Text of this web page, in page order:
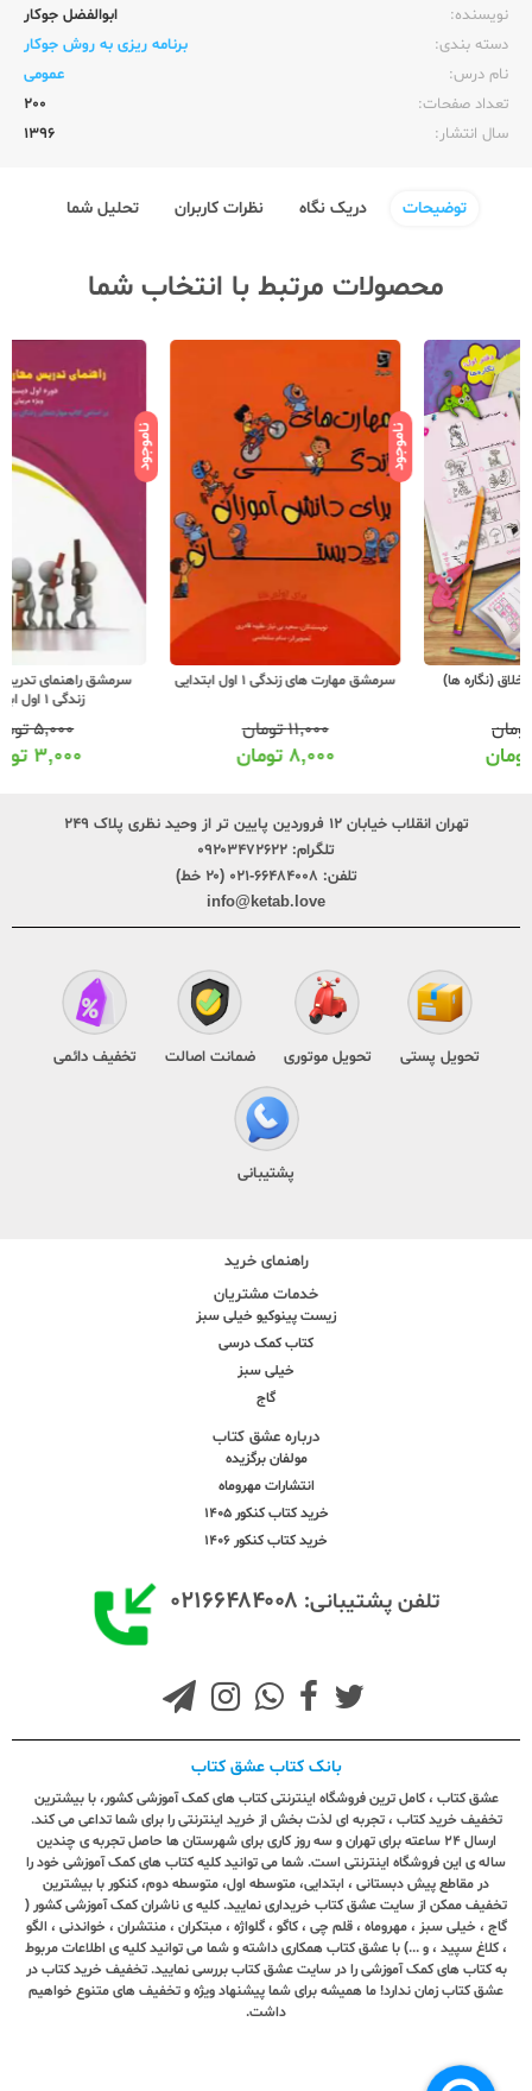
نویسنده:‌
ابوالفضل جوکار
دسته بندی:
برنامه ریزی به روش جوکار
نام درس:
عمومی
تعداد صفحات:‌
200
سال انتشار:‌
1396
توضیحات دریک نگاه نظرات کاربران تحلیل شما
محصولات مرتبط با انتخاب شما
ناموجود
سرمشق مهارت های زندگی 1 اول ابتدایی
ناموجود
سرمشق راهنمای تدریس مهارت های
تهران انقلاب خیابان ۱۲ فروردین پایین تر از وحید نظری پلاک ۲۴۹
تلگرام: ۰۹۲۰۳۴۷۲۶۲۲
تلفن: ۶۶۴۸۴۰۰۸-۰۲۱ (۲۰ خط)
info@ketab.love
تحویل پستی تحویل موتوری ضمانت اصالت تخفیف دائمی
پشتیبانی
راهنمای خرید
خدمات مشتریان
زیست پینوکیو خیلی سبز
کتاب کمک درسی
خیلی سبز
گاج
درباره عشق کتاب
مولفان برگزیده
انتشارات مهروماه
خرید کتاب کنکور 1405
خرید کتاب کنکور 1406
تلفن پشتیبانی: ۰۲۱۶۶۴۸۴۰۰۸
بانک کتاب عشق کتاب
عشق کتاب ، کامل ترین فروشگاه اینترنتی کتاب های کمک آموزشی کشور، با بیشترین
تخفیف خرید کتاب ، تجربه ای لذت بخش از خرید اینترنتی را برای شما تداعی می کند.
ارسال ٢٤ ساعته برای تهران و سه روز کاری برای شهرستان ها حاصل تجربه ی چندین
ساله ی این فروشگاه اینترنتی است. شما می توانید کلیه کتاب های کمک آموزشی خود را
در مقاطع پیش دبستانی ، ابتدایی، متوسطه اول، متوسطه دوم، کنکور با بیشترین
تخفیف ممکن از سایت عشق کتاب خریداری نمایید. کلیه ی ناشران کمک آموزشی کشور (
گاج ، خیلی سبز ، مهروماه ، قلم چی ، کاگو ، گلواژه ، مبتکران ، منتشران ، خواندنی ، الگو
، کلاغ سپید ، و ...) با عشق کتاب همکاری داشته و شما می توانید کلیه ی اطلاعات مربوط
به کتاب های کمک آموزشی را در سایت عشق کتاب بررسی نمایید. تخفیف خرید کتاب در
عشق کتاب زمان ندارد! ما همیشه برای شما پیشنهاد ویژه و تخفیف های متنوع خواهیم
داشت.